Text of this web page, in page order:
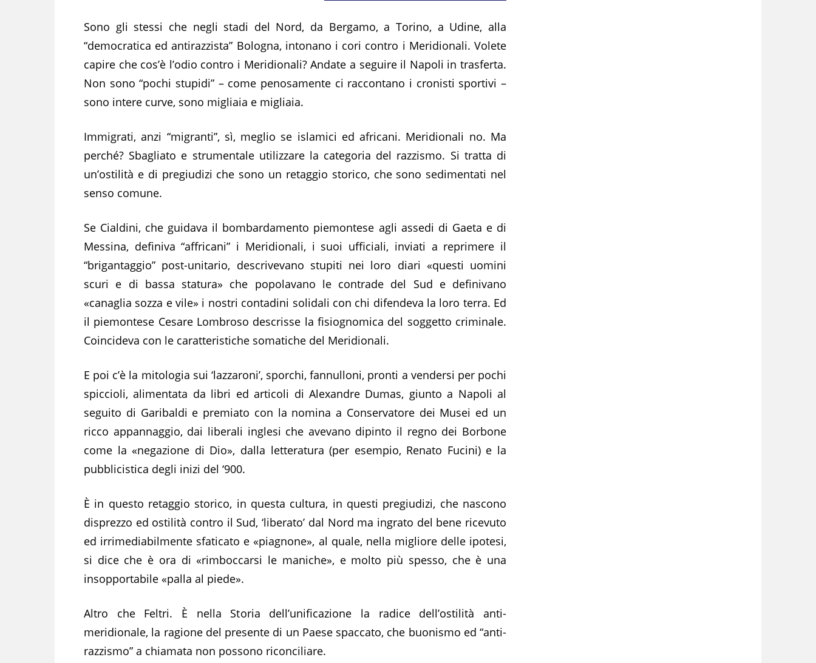
Sono gli stessi che negli stadi del Nord, da Bergamo, a Torino, a Udine, alla
“democratica ed antirazzista” Bologna, intonano i cori contro i Meridionali. Volete
capire che cos’è l’odio contro i Meridionali? Andate a seguire il Napoli in trasferta.
Non sono “pochi stupidi” – come penosamente ci raccontano i cronisti sportivi –
sono intere curve, sono migliaia e migliaia.
Immigrati, anzi “migranti”, sì, meglio se islamici ed africani. Meridionali no. Ma
perché? Sbagliato e strumentale utilizzare la categoria del razzismo. Si tratta di
un’ostilità e di pregiudizi che sono un retaggio storico, che sono sedimentati nel
senso comune.
Se Cialdini, che guidava il bombardamento piemontese agli assedi di Gaeta e di
Messina, definiva “affricani” i Meridionali, i suoi ufficiali, inviati a reprimere il
“brigantaggio” post-unitario, descrivevano stupiti nei loro diari «questi uomini
scuri e di bassa statura» che popolavano le contrade del Sud e definivano
«canaglia sozza e vile» i nostri contadini solidali con chi difendeva la loro terra. Ed
il piemontese Cesare Lombroso descrisse la fisiognomica del soggetto criminale.
Coincideva con le caratteristiche somatiche del Meridionali.
E poi c’è la mitologia sui ‘lazzaroni’, sporchi, fannulloni, pronti a vendersi per pochi
spiccioli, alimentata da libri ed articoli di Alexandre Dumas, giunto a Napoli al
seguito di Garibaldi e premiato con la nomina a Conservatore dei Musei ed un
ricco appannaggio, dai liberali inglesi che avevano dipinto il regno dei Borbone
come la «negazione di Dio», dalla letteratura (per esempio, Renato Fucini) e la
pubblicistica degli inizi del ‘900.
È in questo retaggio storico, in questa cultura, in questi pregiudizi, che nascono
disprezzo ed ostilità contro il Sud, ‘liberato’ dal Nord ma ingrato del bene ricevuto
ed irrimediabilmente sfaticato e «piagnone», al quale, nella migliore delle ipotesi,
si dice che è ora di «rimboccarsi le maniche», e molto più spesso, che è una
insopportabile «palla al piede».
Altro che Feltri. È nella Storia dell’unificazione la radice dell’ostilità anti-
meridionale, la ragione del presente di un Paese spaccato, che buonismo ed “anti-
razzismo” a chiamata non possono riconciliare.